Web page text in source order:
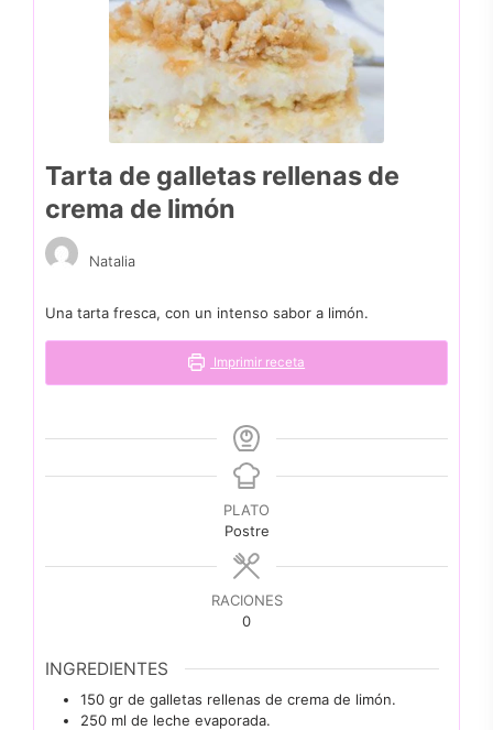
Tarta de galletas rellenas de
crema de limón
Natalia
Una tarta fresca, con un intenso sabor a limón.
Imprimir receta
PLATO
Postre
RACIONES
0
INGREDIENTES
150 gr de galletas rellenas de crema de limón.
250 ml de leche evaporada.